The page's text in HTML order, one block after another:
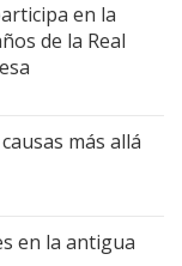
en la
de la Real
más allá
en la antigua